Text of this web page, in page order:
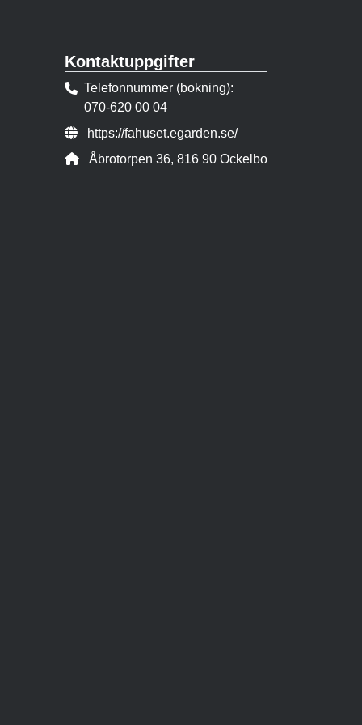
Kontaktuppgifter
Telefonnummer (bokning)
070-620 00 04
Webbsida:
https://fahuset.egarden.se/
Adress:
Åbrotorpen 36, 816 90 Ockelbo